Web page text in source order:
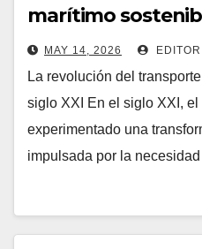
marítimo
(revolución
MAY 14, 2026 EDITOR
La revolución del
siglo XXI En el siglo XXI,
experimentado una
impulsada por la